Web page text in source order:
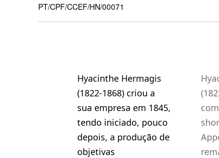
PT/CPF/CCEF/HN/00071
Hyacinthe Hermagis
(1822-1868) criou a
sua empresa em 1845,
tendo iniciado, pouco
depois, a produção de
objetivas